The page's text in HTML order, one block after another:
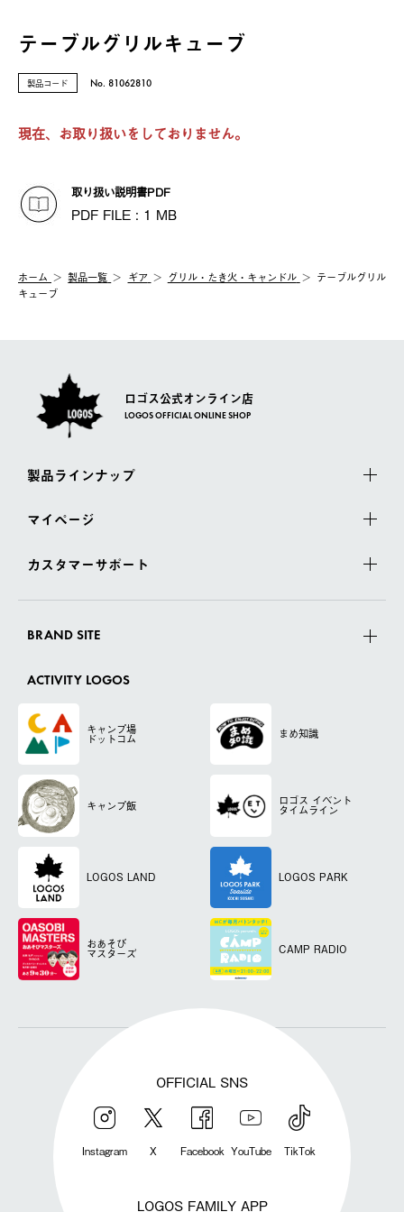
テーブルグリルキューブ
製品コード No. 81062810
現在、お取り扱いをしておりません。
取り扱い説明書PDF
PDF FILE : 1 MB
ホーム 製品⼀覧 ギア グリル・たき火・キャンドル
テーブルグリル
キューブ
ロゴス公式オンライン店
LOGOS OFFICIAL ONLINE SHOP
製品ラインナップ
マイページ
カスタマーサポート
BRAND SITE
ACTIVITY LOGOS
キャンプ場
ドットコム まめ知識
キャンプ飯 ロゴス イベント
タイムライン
LOGOS LAND LOGOS PARK
おあそび
マスターズ CAMP RADIO
OFFICIAL SNS
Instagram X Facebook YouTube TikTok
LOGOS FAMILY APP